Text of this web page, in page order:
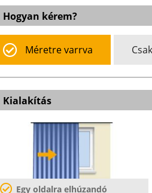
Hogyan kérem?
Méretre varrva
Kialakítás
Egy oldalra elhúzandó